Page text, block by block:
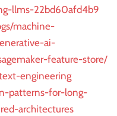
llms-22bd60afd4b9
machine-
ai-
feature-store/
engineering
patterns-for-long-
architectures